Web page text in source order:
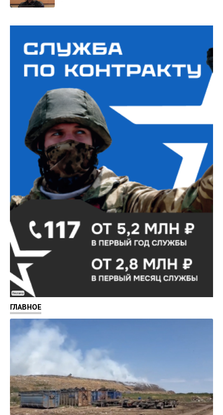
Реклама
ГЛАВНОЕ